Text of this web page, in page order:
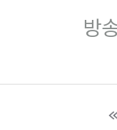
방